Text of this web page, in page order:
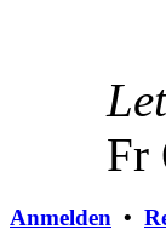
Fr
Anmelden •